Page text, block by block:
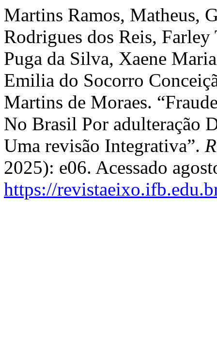
Martins Ramos, Matheus,
Rodrigues dos Reis,
Puga da Silva, Xaene
Emilia do Socorro
Martins de Moraes.
No Brasil Por adulteração
Uma revisão Integrativa”.
2025): e06. Acessado
https://